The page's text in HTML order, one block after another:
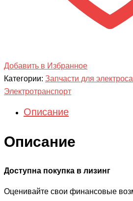
Добавить в Избранное
Категории: Запчасти для
Электротранспорт
Описание
Описание
Доступна покупка в лизинг
Оценивайте свои финансовые